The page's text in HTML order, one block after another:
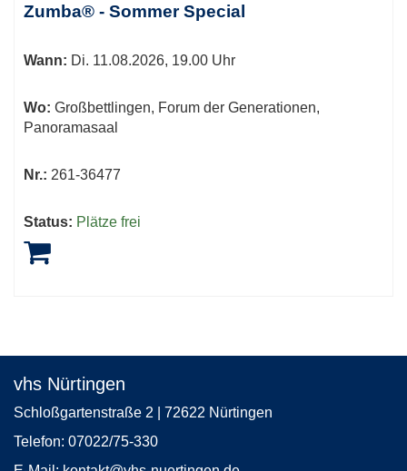
Zumba® - Sommer Special
Wann: Di. 11.08.2026, 19.00 Uhr
Wo: Großbettlingen, Forum der Generationen,
Panoramasaal
Nr.: 261-36477
Status: Plätze frei
vhs Nürtingen
Schloßgartenstraße 2 | 72622 Nürtingen
Telefon: 07022/75-330